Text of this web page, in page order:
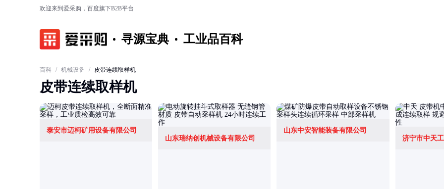
欢迎来到爱采购，百度旗下B2B平台
寻源宝典 工业品百科
百科 / 机械设备 / 皮带连续取样机
皮带连续取样机
泰安市迈柯矿用设备有限公司
山东瑞纳创机械设备有限公司
山东中安智能装备有限公司
济宁市中天